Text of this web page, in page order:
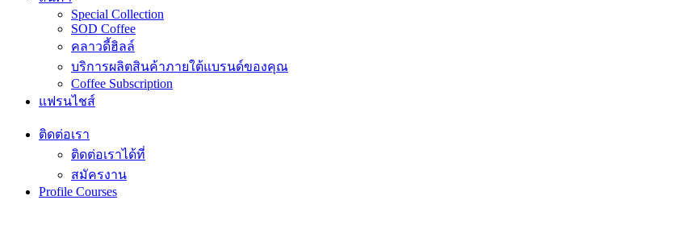
Special Collection
SOD Coffee
คลาวดี้ฮิลล์
บริการผลิตสินค้าภายใต้แบรนด์ของคุณ
Coffee Subscription
แฟรนไชส์
ติดต่อเรา
ติดต่อเราได้ที่
สมัครงาน
Profile Courses